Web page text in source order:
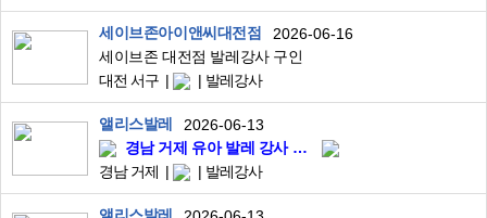
세이브존아이앤씨대전점
2026-06-16
세이브존 대전점 발레강사 구인
대전 서구
발레강사
앨리스발레
2026-06-13
경남 거제 유아 발레 강사 모집 (토요일 수업)
경남 거제
발레강사